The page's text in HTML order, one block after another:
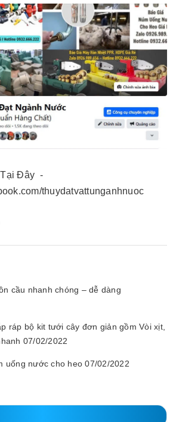
Tại Đây -
thuydatvattunganhnuoc
cầu nhanh chóng – dễ dàng
ráp bộ kit tưới cây đơn giản gồm Vòi xịt,
07/02/2022
uống nước cho heo 07/02/2022